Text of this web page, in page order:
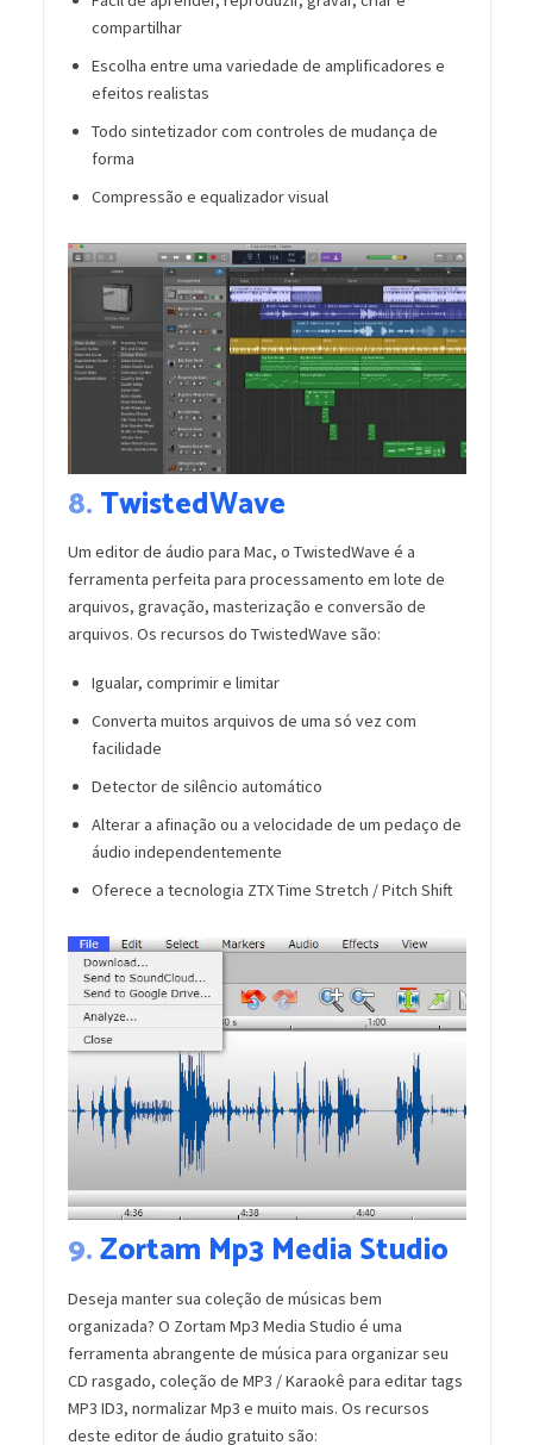
compartilhar
Escolha entre uma variedade de amplificadores e
efeitos realistas
Todo sintetizador com controles de mudança de
forma
Compressão e equalizador visual
8.TwistedWave
Um editor de áudio para Mac, o TwistedWave é a
ferramenta perfeita para processamento em lote de
arquivos, gravação, masterização e conversão de
arquivos. Os recursos do TwistedWave são:
Igualar, comprimir e limitar
Converta muitos arquivos de uma só vez com
facilidade
Detector de silêncio automático
Alterar a afinação ou a velocidade de um pedaço de
áudio independentemente
Oferece a tecnologia ZTX Time Stretch / Pitch Shift
9.Zortam Mp3 Media Studio
Deseja manter sua coleção de músicas bem
organizada? O Zortam Mp3 Media Studio é uma
ferramenta abrangente de música para organizar seu
CD rasgado, coleção de MP3 / Karaokê para editar tags
MP3 ID3, normalizar Mp3 e muito mais. Os recursos
deste editor de áudio gratuito são: